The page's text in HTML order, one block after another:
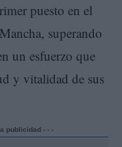
puesto en el
superando
un esfuerzo que
y vitalidad de sus
publicidad - - -